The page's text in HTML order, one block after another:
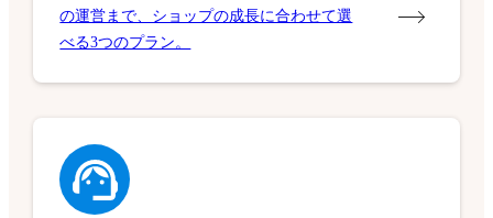
の運営まで、ショップの成長に合わせて選
べる3つのプラン。